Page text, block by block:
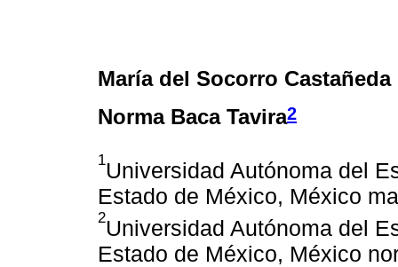
María del Socorro Castañeda
Norma Baca Tavira2
1Universidad Autónoma del
Estado de México, México
2Universidad Autónoma del
Estado de México, México